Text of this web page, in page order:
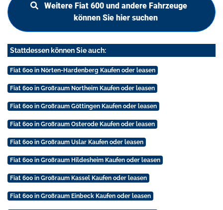
Weitere Fiat 600 und andere Fahrzeuge
können Sie hier suchen
Stattdessen können Sie auch:
Fiat 600 in Nörten-Hardenberg Kaufen oder leasen
Fiat 600 in Großraum Northeim Kaufen oder leasen
Fiat 600 in Großraum Göttingen Kaufen oder leasen
Fiat 600 in Großraum Osterode Kaufen oder leasen
Fiat 600 in Großraum Uslar Kaufen oder leasen
Fiat 600 in Großraum Hildesheim Kaufen oder leasen
Fiat 600 in Großraum Kassel Kaufen oder leasen
Fiat 600 in Großraum Einbeck Kaufen oder leasen